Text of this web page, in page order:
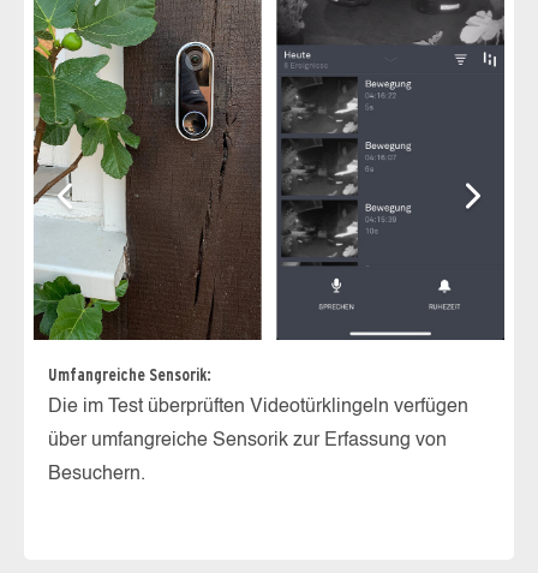
Umfangreiche Sensorik:
Die im Test überprüften Videotürklingeln verfügen
über umfangreiche Sensorik zur Erfassung von
Besuchern.